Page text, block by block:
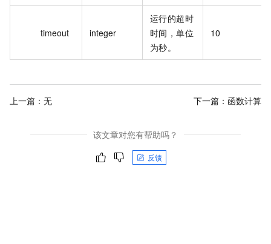
timeout integer
运行的超时
时间，单位
为秒。
10
上一篇：无 下一篇： 函数计算
该文章对您有帮助吗？
反馈